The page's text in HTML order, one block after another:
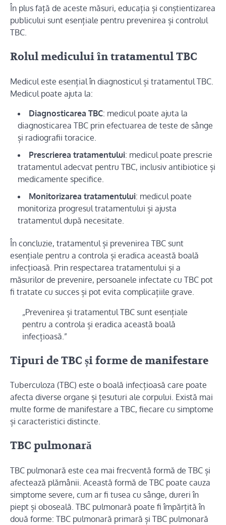
În plus față de aceste măsuri, educația și conștientizarea
publicului sunt esențiale pentru prevenirea și controlul
TBC.
Rolul medicului în tratamentul TBC
Medicul este esențial în diagnosticul și tratamentul TBC.
Medicul poate ajuta la:
Diagnosticarea TBC: medicul poate ajuta la
diagnosticarea TBC prin efectuarea de teste de sânge
și radiografii toracice.
Prescrierea tratamentului: medicul poate prescrie
tratamentul adecvat pentru TBC, inclusiv antibiotice și
medicamente specifice.
Monitorizarea tratamentului: medicul poate
monitoriza progresul tratamentului și ajusta
tratamentul după necesitate.
În concluzie, tratamentul și prevenirea TBC sunt
esențiale pentru a controla și eradica această boală
infecțioasă. Prin respectarea tratamentului și a
măsurilor de prevenire, persoanele infectate cu TBC pot
fi tratate cu succes și pot evita complicațiile grave.
„Prevenirea și tratamentul TBC sunt esențiale
pentru a controla și eradica această boală
infecțioasă.”
Tipuri de TBC și forme de manifestare
Tuberculoza (TBC) este o boală infecțioasă care poate
afecta diverse organe și țesuturi ale corpului. Există mai
multe forme de manifestare a TBC, fiecare cu simptome
și caracteristici distincte.
TBC pulmonară
TBC pulmonară este cea mai frecventă formă de TBC și
afectează plămânii. Această formă de TBC poate cauza
simptome severe, cum ar fi tusea cu sânge, dureri în
piept și oboseală. TBC pulmonară poate fi împărțită în
două forme: TBC pulmonară primară și TBC pulmonară